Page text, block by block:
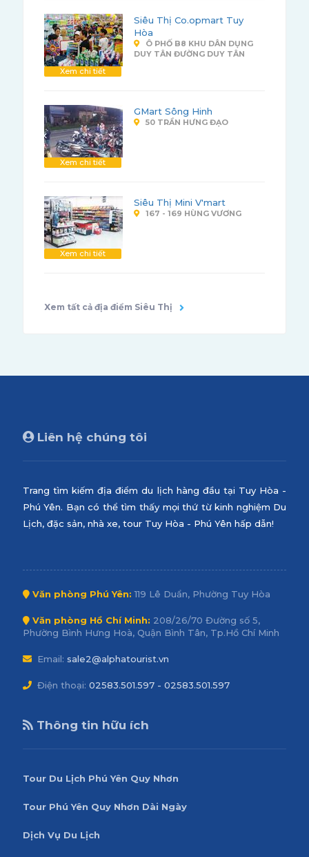
Xem chi tiết
Siêu Thị Co.opmart Tuy
Hòa
Ô PHỐ B8 KHU DÂN DỤNG
DUY TÂN ĐƯỜNG DUY TÂN
Xem chi tiết
GMart Sông Hinh
50 TRẦN HƯNG ĐẠO
Xem chi tiết
Siêu Thị Mini V'mart
167 - 169 HÙNG VƯƠNG
Xem tất cả địa điểm Siêu Thị
Liên hệ chúng tôi
Trang tìm kiếm địa điểm du lịch hàng đầu tại Tuy Hòa -
Phú Yên. Bạn có thể tìm thấy mọi thứ từ kinh nghiệm Du
Lịch, đặc sản, nhà xe, tour Tuy Hòa - Phú Yên hấp dẫn!
Văn phòng Phú Yên: 119 Lê Duẩn, Phường Tuy Hòa
Văn phòng Hồ Chí Minh: 208/26/70 Đường số 5,
Phường Bình Hưng Hoà, Quận Bình Tân, Tp.Hồ Chí Minh
Email: sale2@alphatourist.vn
Điện thoại: 02583.501.597 - 02583.501.597
Thông tin hữu ích
Tour Du Lịch Phú Yên Quy Nhơn
Tour Phú Yên Quy Nhơn Dài Ngày
Dịch Vụ Du Lịch